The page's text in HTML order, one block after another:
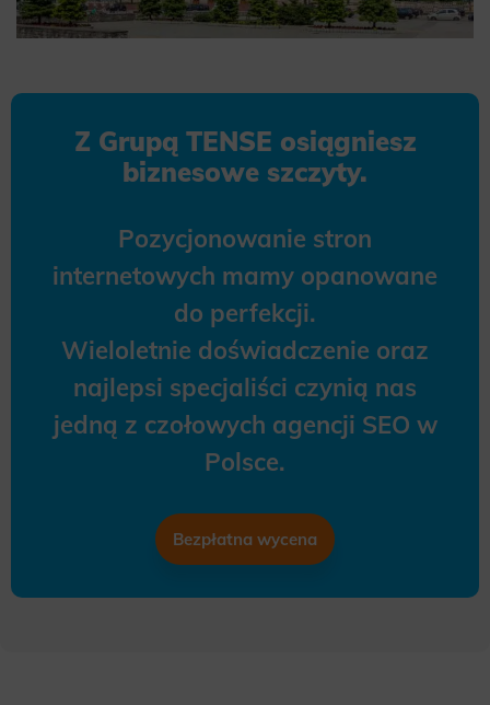
Z Grupą TENSE osiągniesz
biznesowe szczyty.
Pozycjonowanie stron
internetowych mamy opanowane
do perfekcji.
Wieloletnie doświadczenie oraz
najlepsi specjaliści czynią nas
jedną z czołowych agencji SEO w
Polsce.
Bezpłatna wycena